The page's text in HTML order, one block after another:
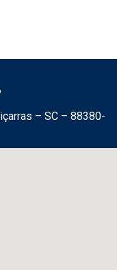
– SC – 88380-